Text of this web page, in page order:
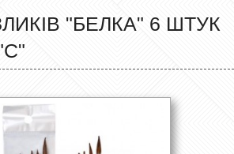
"БЕЛКА" 6 ШТУК